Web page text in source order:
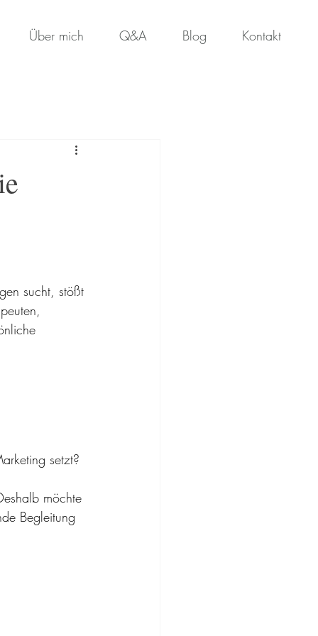
Über mich Q&A Blog Kontakt
sucht, stößt
setzt?
möchte
Begleitung